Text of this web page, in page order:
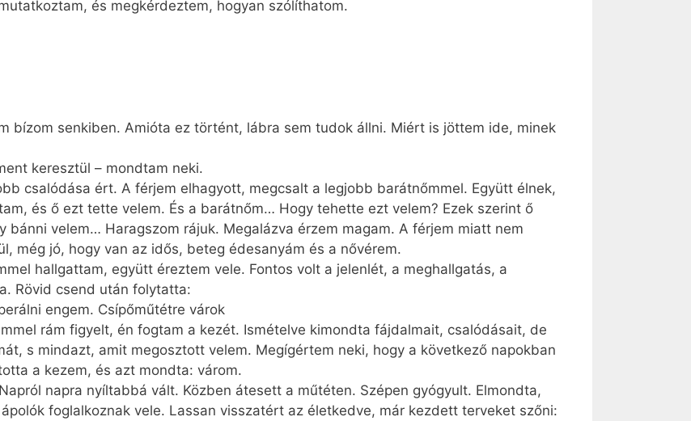
és megkérdeztem, hogyan szólíthatom.
bízom senkiben. Amióta ez történt, lábra sem tudok állni. Miért is jöttem ide, minek
keresztül – mondtam neki.
csalódása ért. A férjem elhagyott, megcsalt a legjobb barátnőmmel. Együtt élnek,
és ő ezt tette velem. És a barátnőm… Hogy tehette ezt velem? Ezek szerint ő
velem… Haragszom rájuk. Megalázva érzem magam. A férjem miatt nem
még jó, hogy van az idős, beteg édesanyám és a nővérem.
hallgattam, együtt éreztem vele. Fontos volt a jelenlét, a meghallgatás, a
Rövid csend után folytatta:
engem. Csípőműtétre várok
rám figyelt, én fogtam a kezét. Ismételve kimondta fájdalmait, csalódásait, de
s mindazt, amit megosztott velem. Megígértem neki, hogy a következő napokban
a kezem, és azt mondta: várom.
napra nyíltabbá vált. Közben átesett a műtéten. Szépen gyógyult. Elmondta,
foglalkoznak vele. Lassan visszatért az életkedve, már kezdett terveket szőni: